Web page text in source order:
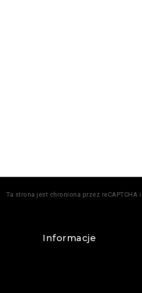
Ta strona jest chroniona przez reCAPTCHA
Informacje